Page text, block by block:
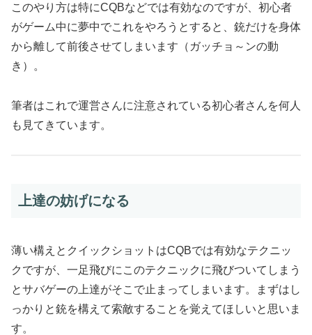
このやり方は特にCQBなどでは有効なのですが、初心者
がゲーム中に夢中でこれをやろうとすると、銃だけを身体
から離して前後させてしまいます（ガッチョ～ンの動
き）。
筆者はこれで運営さんに注意されている初心者さんを何人
も見てきています。
上達の妨げになる
薄い構えとクイックショットはCQBでは有効なテクニッ
クですが、一足飛びにこのテクニックに飛びついてしまう
とサバゲーの上達がそこで止まってしまいます。まずはし
っかりと銃を構えて索敵することを覚えてほしいと思いま
す。